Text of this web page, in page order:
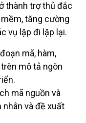
thành trợ thủ đắc
tăng cường
vụ lặp đi lặp lại.
mã, hàm,
mô tả ngôn
mã nguồn và
nhân và đề xuất